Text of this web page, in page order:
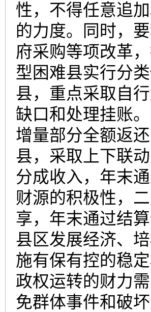
性，不得任意追
的力度。同时，
府采购等项改革
型困难县实行分
县，重点采取自
缺口和处理挂账
增量部分全额返
县，采取上下联
分成收入，年末
财源的积极性，
享，年末通过结
县区发展经济、
施有保有控的稳
政权运转的财力
免群体事件和破